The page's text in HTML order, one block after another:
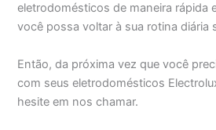
eletrodomésticos de maneira rápida
você possa voltar à sua rotina diária
Então, da próxima vez que você
com seus eletrodomésticos
hesite em nos chamar.